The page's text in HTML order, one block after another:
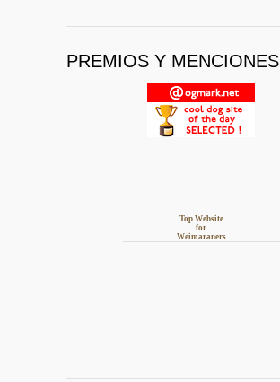
PREMIOS Y MENCIONES
Top Website
for
Weimaraners